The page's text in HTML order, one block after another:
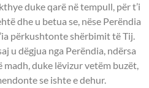
duke qarë në tempull, për t’i
dhe u betua se, nëse Perëndia
përkushtonte shërbimit të Tij.
u dëgjua nga Perëndia, ndërsa
duke lëvizur vetëm buzët,
se ishte e dehur.